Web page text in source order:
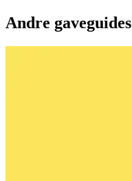
Andre gaveguides